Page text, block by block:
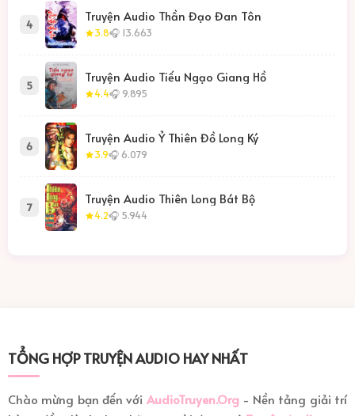
4
Truyện Audio Thần Đạo Đan Tôn
3.8🎧 13.663
5
Truyện Audio Tiếu Ngạo Giang Hồ
4.4🎧 9.895
6
Truyện Audio Ỷ Thiên Đồ Long Ký
3.9🎧 6.079
7
Truyện Audio Thiên Long Bát Bộ
4.2🎧 5.944
TỔNG HỢP TRUYỆN AUDIO HAY NHẤT
Chào mừng bạn đến với AudioTruyen.Org- Nền tảng giải trí